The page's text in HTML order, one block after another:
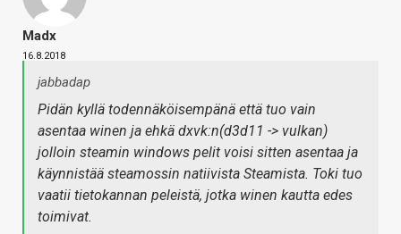
Madx
16.8.2018
jabbadap
Pidän kyllä todennäköisempänä että tuo vain
asentaa winen ja ehkä dxvk:n(d3d11 -> vulkan)
jolloin steamin windows pelit voisi sitten asentaa ja
käynnistää steamossin natiivista Steamista. Toki tuo
vaatii tietokannan peleistä, jotka winen kautta edes
toimivat.